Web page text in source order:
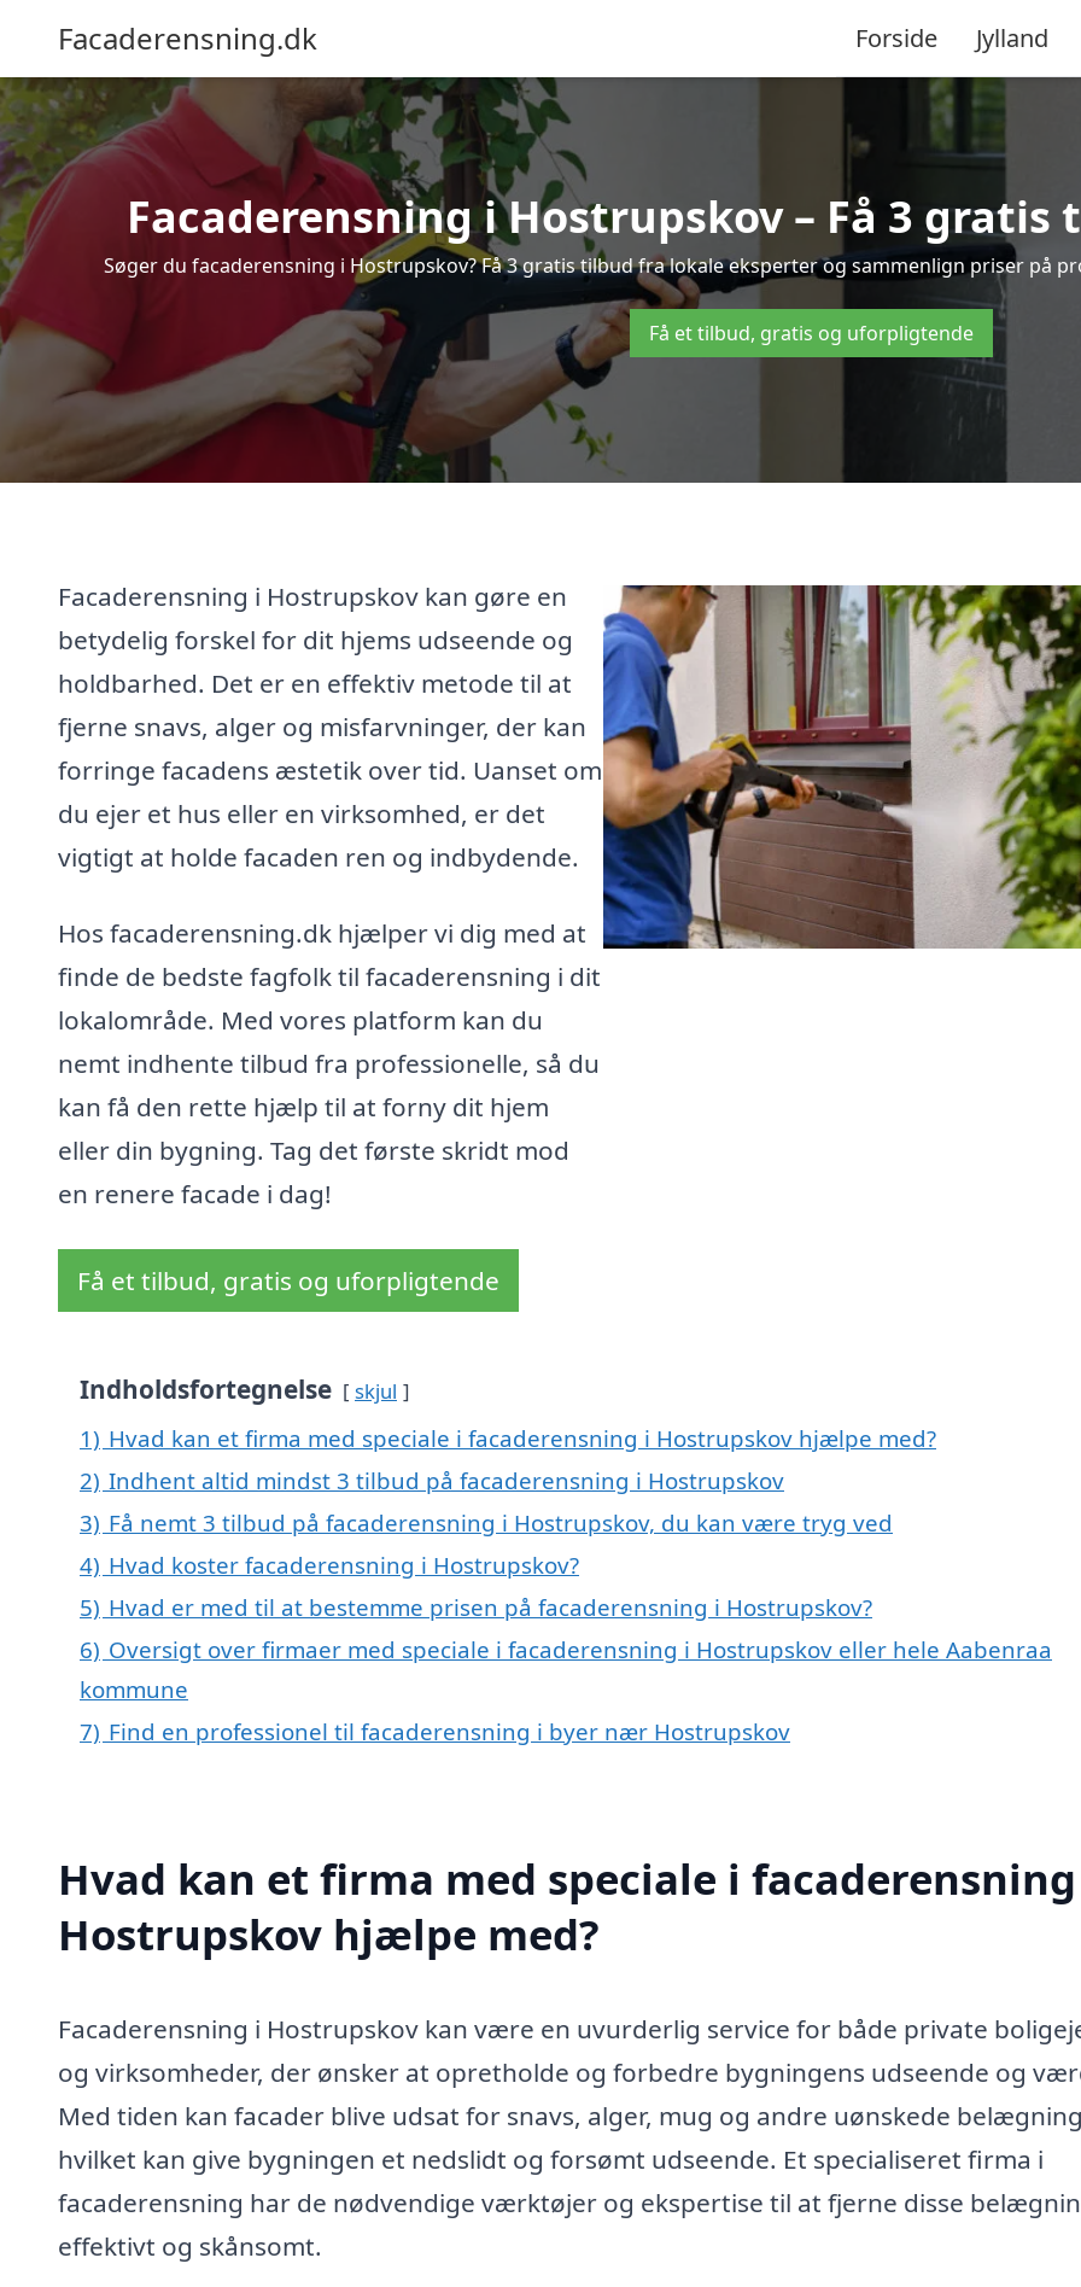
Facaderensning.dk Forside Jylland
Facaderensning i Hostrupskov – Få 3
Søger du facaderensning i Hostrupskov? Få 3 gratis tilbud fra lokale eksperter og sammenlign priser på
Få et tilbud, gratis og uforpligtende
Facaderensning i Hostrupskov kan gøre en
betydelig forskel for dit hjems udseende og
holdbarhed. Det er en effektiv metode til at
fjerne snavs, alger og misfarvninger, der kan
forringe facadens æstetik over tid. Uanset om
du ejer et hus eller en virksomhed, er det
vigtigt at holde facaden ren og indbydende.
Hos facaderensning.dk hjælper vi dig med at
finde de bedste fagfolk til facaderensning i dit
lokalområde. Med vores platform kan du
nemt indhente tilbud fra professionelle, så du
kan få den rette hjælp til at forny dit hjem
eller din bygning. Tag det første skridt mod
en renere facade i dag!
Få et tilbud, gratis og uforpligtende
Indholdsfortegnelse skjul
1) Hvad kan et firma med speciale i facaderensning i Hostrupskov hjælpe med?
2) Indhent altid mindst 3 tilbud på facaderensning i Hostrupskov
3) Få nemt 3 tilbud på facaderensning i Hostrupskov, du kan være tryg ved
4) Hvad koster facaderensning i Hostrupskov?
5) Hvad er med til at bestemme prisen på facaderensning i Hostrupskov?
6) Oversigt over firmaer med speciale i facaderensning i Hostrupskov eller hele Aabenraa
kommune
7) Find en professionel til facaderensning i byer nær Hostrupskov
Hvad kan et firma med speciale i
Hostrupskov hjælpe med?
Facaderensning i Hostrupskov kan være en uvurderlig service for både private
og virksomheder, der ønsker at opretholde og forbedre bygningens udseende og
Med tiden kan facader blive udsat for snavs, alger, mug og andre uønskede
hvilket kan give bygningen et nedslidt og forsømt udseende. Et specialiseret firma i
facaderensning har de nødvendige værktøjer og ekspertise til at fjerne disse
effektivt og skånsomt.